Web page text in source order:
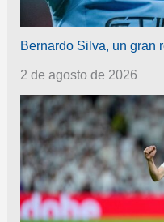
Bernardo Silva, un gran
2 de agosto de 2026